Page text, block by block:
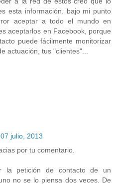
esta información. bajo mi punto
aceptar a todo el mundo en
aceptarlos en Facebook, porque
puede fácilmente monitorizar
actuación, tus "clientes"...
julio, 2013
por tu comentario.
la petición de contacto de un
no se lo piensa dos veces. De